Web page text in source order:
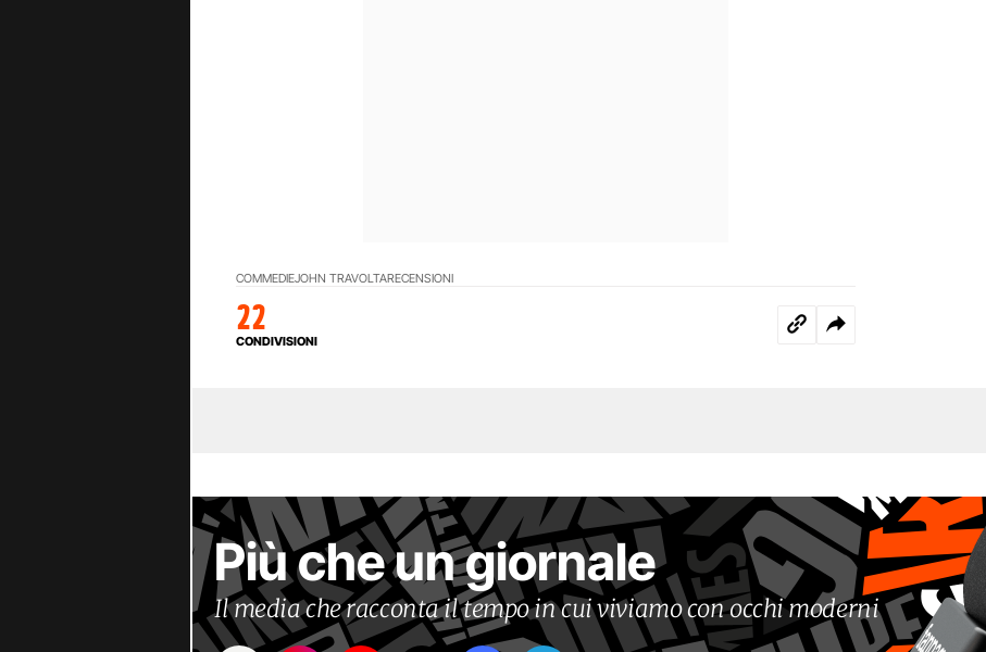
COMMEDIEJOHN TRAVOLTARECENSIONI
22
CONDIVISIONI
Più che un giornale
Il media che racconta il tempo in cui viviamo con occhi moderni